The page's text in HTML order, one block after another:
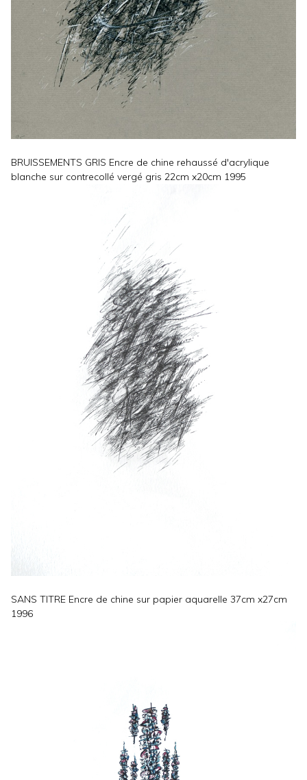
BRUISSEMENTS GRIS Encre de chine rehaussé d'acrylique
blanche sur contrecollé vergé gris 22cm x20cm 1995
SANS TITRE Encre de chine sur papier aquarelle 37cm x27cm
1996